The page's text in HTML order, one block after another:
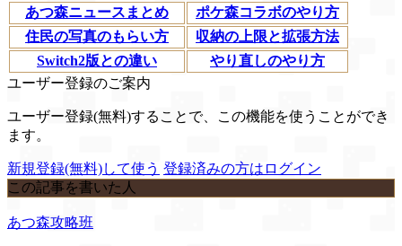
あつ森ニュースまとめ
ポケ森コラボのやり方
住民の写真のもらい方
収納の上限と拡張方法
Switch2版との違い
やり直しのやり方
ユーザー登録のご案内
ユーザー登録(無料)することで、この機能を使うことができ
ます。
新規登録(無料)して使う 登録済みの方はログイン
この記事を書いた人
あつ森攻略班